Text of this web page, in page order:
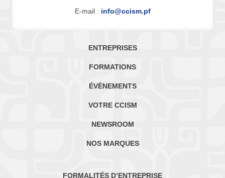
E-mail : info@ccism.pf
ENTREPRISES
FORMATIONS
ÉVÈNEMENTS
VOTRE CCISM
NEWSROOM
NOS MARQUES
FORMALITÉS D’ENTREPRISE